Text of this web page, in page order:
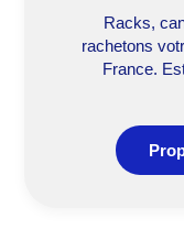
Racks,
rachetons
France.